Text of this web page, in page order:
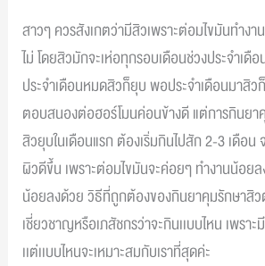
สาวๆ ควรสังเกตว่ามีสิวเพราะต่อมไขมันทำงา
ไม่ โดยสิวมักจะเห่อทุกรอบเดือนช่วงประจำเ
ประจำเดือนหมดสิวก็ยุบ พอประจำเดือนมาสิ
ตอบสนองต่อฮอร์โมนค่อนข้างดี แต่การกินยา
สิวยุบในเดือนแรก ต้องเริ่มกินไปสัก 2-3 เดือน
ผิวดีขึ้น เพราะต่อมไขมันจะค่อยๆ ทำงานน้อย
น้อยลงด้วย วิธีที่ถูกต้องของกินยาคุมรักษาสิ
เชี่ยวชาญหรือเภสัชกรว่าจะกินเเบบไหน เพรา
เเต่เเบบไหนจะเหมาะสมกับเราที่สุดค่ะ